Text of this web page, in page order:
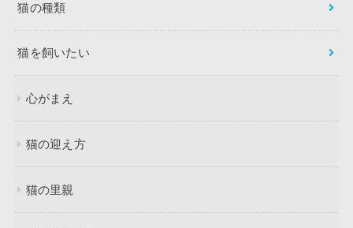
猫の種類
猫を飼いたい
心がまえ
猫の迎え方
猫の里親